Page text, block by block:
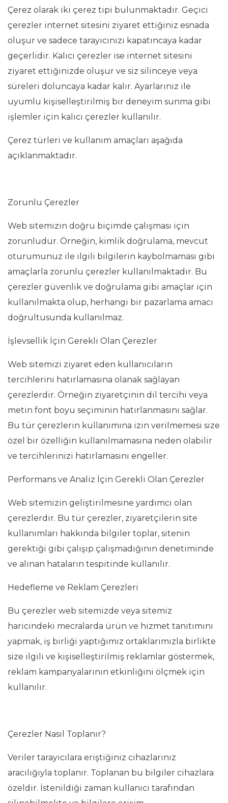
Çerez olarak iki çerez tipi bulunmaktadır. Geçici
çerezler internet sitesini ziyaret ettiğiniz esnada
oluşur ve sadece tarayıcınızı kapatıncaya kadar
geçerlidir. Kalıcı çerezler ise internet sitesini
ziyaret ettiğinizde oluşur ve siz silinceye veya
süreleri doluncaya kadar kalır. Ayarlarınız ile
uyumlu kişiselleştirilmiş bir deneyim sunma gibi
işlemler için kalıcı çerezler kullanılır.
Çerez türleri ve kullanım amaçları aşağıda
açıklanmaktadır.
Zorunlu Çerezler
Web sitemizin doğru biçimde çalışması için
zorunludur. Örneğin, kimlik doğrulama, mevcut
oturumunuz ile ilgili bilgilerin kaybolmaması gibi
amaçlarla zorunlu çerezler kullanılmaktadır. Bu
çerezler güvenlik ve doğrulama gibi amaçlar için
kullanılmakta olup, herhangi bir pazarlama amacı
doğrultusunda kullanılmaz.
İşlevsellik İçin Gerekli Olan Çerezler
Web sitemizi ziyaret eden kullanıcıların
tercihlerini hatırlamasına olanak sağlayan
çerezlerdir. Örneğin ziyaretçinin dil tercihi veya
metin font boyu seçiminin hatırlanmasını sağlar.
Bu tür çerezlerin kullanımına izin verilmemesi size
özel bir özelliğin kullanılmamasına neden olabilir
ve tercihlerinizi hatırlamasını engeller.
Performans ve Analiz İçin Gerekli Olan Çerezler
Web sitemizin geliştirilmesine yardımcı olan
çerezlerdir. Bu tür çerezler, ziyaretçilerin site
kullanımları hakkında bilgiler toplar, sitenin
gerektiği gibi çalışıp çalışmadığının denetiminde
ve alınan hataların tespitinde kullanılır.
Hedefleme ve Reklam Çerezleri
Bu çerezler web sitemizde veya sitemiz
haricindeki mecralarda ürün ve hizmet tanıtımını
yapmak, iş birliği yaptığımız ortaklarımızla birlikte
size ilgili ve kişiselleştirilmiş reklamlar göstermek,
reklam kampanyalarının etkinliğini ölçmek için
kullanılır.
Çerezler Nasıl Toplanır?
Veriler tarayıcılara eriştiğiniz cihazlarınız
aracılığıyla toplanır. Toplanan bu bilgiler cihazlara
özeldir. İstenildiği zaman kullanıcı tarafından